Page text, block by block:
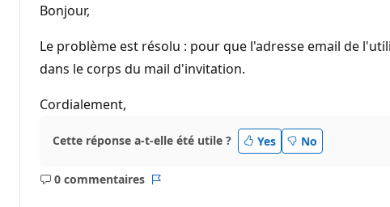
Bonjour,
Le problème est résolu : pour que l'adresse email de
dans le corps du mail d'invitation.
Cordialement,
Cette réponse a-t-elle été utile ? Yes No
0 commentaires
Aucun